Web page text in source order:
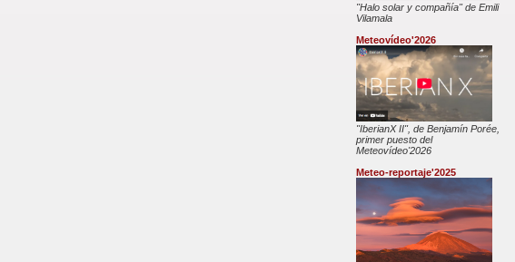
"Halo solar y compañía" de Emili
Vilamala
Meteovídeo'2026
"IberianX II", de Benjamín Porée,
primer puesto del
Meteovídeo'2026
Meteo-reportaje'2025